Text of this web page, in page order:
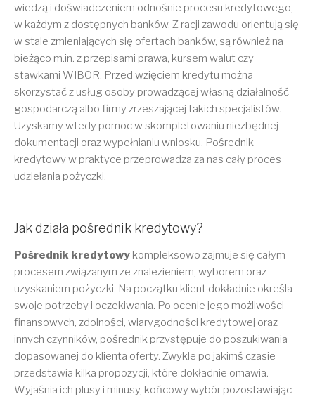
wiedzą i doświadczeniem odnośnie procesu kredytowego,
w każdym z dostępnych banków. Z racji zawodu orientują się
w stale zmieniających się ofertach banków, są również na
bieżąco m.in. z przepisami prawa, kursem walut czy
stawkami WIBOR. Przed wzięciem kredytu można
skorzystać z usług osoby prowadzącej własną działalność
gospodarczą albo firmy zrzeszającej takich specjalistów.
Uzyskamy wtedy pomoc w skompletowaniu niezbędnej
dokumentacji oraz wypełnianiu wniosku. Pośrednik
kredytowy w praktyce przeprowadza za nas cały proces
udzielania pożyczki.
Jak działa pośrednik kredytowy?
Pośrednik kredytowy kompleksowo zajmuje się całym
procesem związanym ze znalezieniem, wyborem oraz
uzyskaniem pożyczki. Na początku klient dokładnie określa
swoje potrzeby i oczekiwania. Po ocenie jego możliwości
finansowych, zdolności, wiarygodności kredytowej oraz
innych czynników, pośrednik przystępuje do poszukiwania
dopasowanej do klienta oferty. Zwykle po jakimś czasie
przedstawia kilka propozycji, które dokładnie omawia.
Wyjaśnia ich plusy i minusy, końcowy wybór pozostawiając